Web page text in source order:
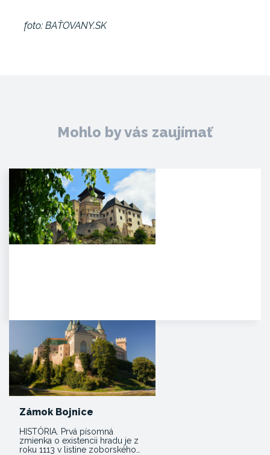
foto: BAŤOVANY.SK
Mohlo by vás zaujímať
Zámok Bojnice
HISTÓRIA. Prvá písomná
zmienka o existencii hradu je z
roku 1113 v listine zoborského…